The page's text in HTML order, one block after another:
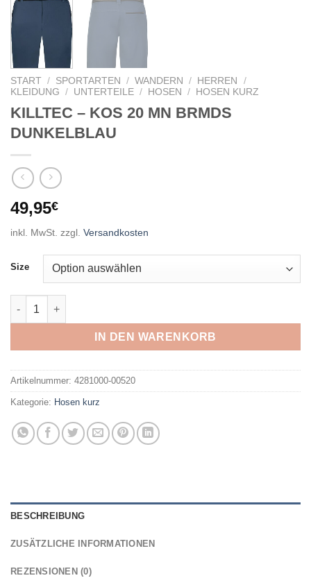
START / SPORTARTEN / WANDERN / HERREN
/
KLEIDUNG
/ UNTERTEILE / HOSEN / HOSEN KURZ
KILLTEC – KOS 20 MN BRMDS
DUNKELBLAU
49,95€
inkl. MwSt. zzgl. Versandkosten
Size
KILLTEC - KOS 20 MN BRMDS DUNKELBLAU Menge
IN DEN WARENKORB
Artikelnummer: 4281000-00520
Kategorie: Hosen kurz
BESCHREIBUNG
ZUSÄTZLICHE INFORMATIONEN
REZENSIONEN (0)